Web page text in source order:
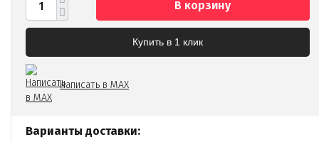
В корзину
Купить в 1 клик
Написать в MAX
Варианты доставки: